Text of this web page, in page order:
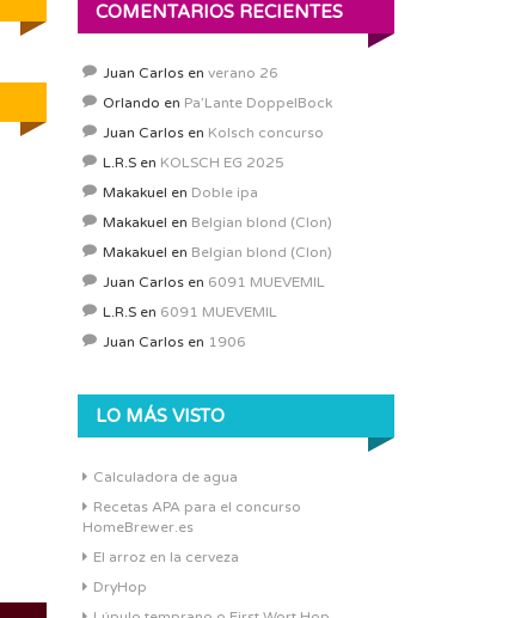
COMENTARIOS RECIENTES
Juan Carlos en verano 26
Orlando en Pa’Lante DoppelBock
Juan Carlos en Kolsch concurso
L.R.S en KOLSCH EG 2025
Makakuel en Doble ipa
Makakuel en Belgian blond (Clon)
Makakuel en Belgian blond (Clon)
Juan Carlos en 6091 MUEVEMIL
L.R.S en 6091 MUEVEMIL
Juan Carlos en 1906
LO MÁS VISTO
Calculadora de agua
Recetas APA para el concurso
HomeBrewer.es
El arroz en la cerveza
DryHop